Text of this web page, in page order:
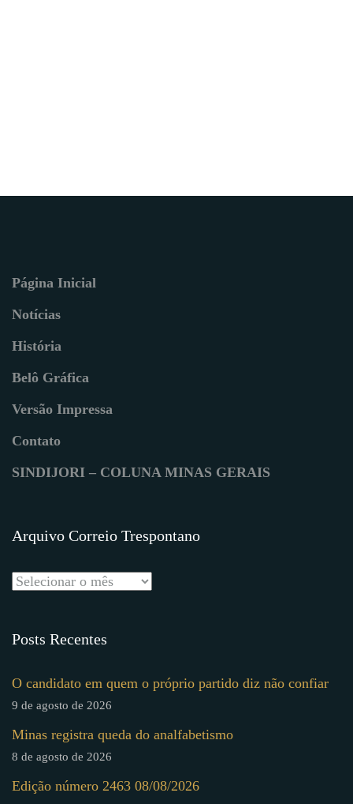
Página Inicial
Notícias
História
Belô Gráfica
Versão Impressa
Contato
SINDIJORI – COLUNA MINAS GERAIS
Arquivo Correio Trespontano
Posts Recentes
O candidato em quem o próprio partido diz não confiar
9 de agosto de 2026
Minas registra queda do analfabetismo
8 de agosto de 2026
Edição número 2463 08/08/2026